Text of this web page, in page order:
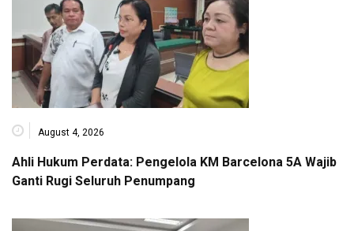
August 4, 2026
Ahli Hukum Perdata: Pengelola KM Barcelona 5A Wajib
Ganti Rugi Seluruh Penumpang